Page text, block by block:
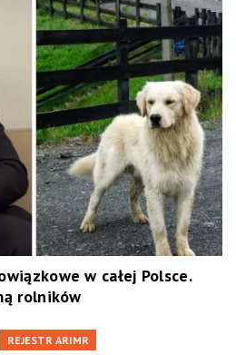
w całej Polsce.
rolników
REJESTR ARIMR